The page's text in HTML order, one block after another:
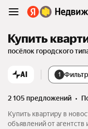
Купить
посёлок городского
AI 1
2 105 предложений •
Купить квартиру в
объявлений от